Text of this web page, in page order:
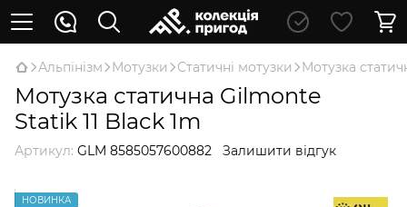
Альпінізм Мотузки Статичні мотузки Мотузка
Мотузка статична Gilmonte
Statik 11 Black 1m
Артикул: GLM 8585057600882 Залишити відгук
НОВИНКА